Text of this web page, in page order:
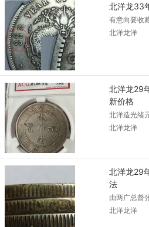
北洋龙33
有意向要收
北洋龙洋
北洋龙29
新价格
北洋造光绪
北洋龙洋
北洋龙29
法
由两广总督
北洋龙洋